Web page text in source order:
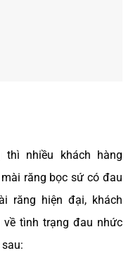
nhiều khách hàng
răng bọc sứ có đau
răng hiện đại, khách
tình trạng đau nhức